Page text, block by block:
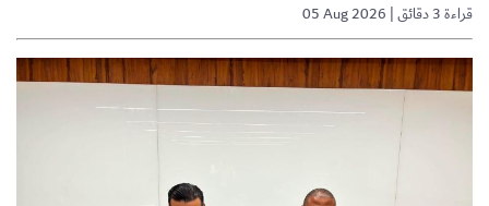
05 Aug 2026 | قراءة 3 دقائق